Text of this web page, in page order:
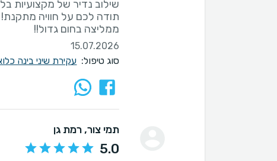
ממליצה בחום גדול!!
15.07.2026
סוג טיפול: עקירת שיני בינה
תמי צור, רמת גן
5.0